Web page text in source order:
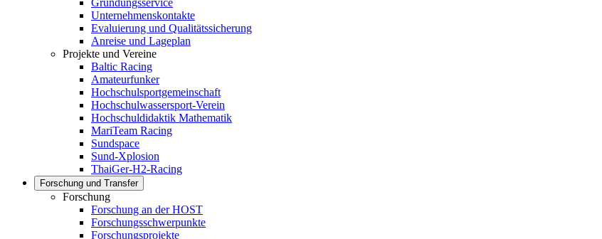
Gründungsservice
Unternehmenskontakte
Evaluierung und Qualitätssicherung
Anreise und Lageplan
Projekte und Vereine
Baltic Racing
Amateurfunker
Hochschulsportgemeinschaft
Hochschulwassersport-Verein
Hochschuldidaktik Mathematik
MariTeam Racing
Sundspace
Sund-Xplosion
ThaiGer-H2-Racing
Forschung und Transfer
Forschung
Forschung an der HOST
Forschungsschwerpunkte
Forschungsprojekte